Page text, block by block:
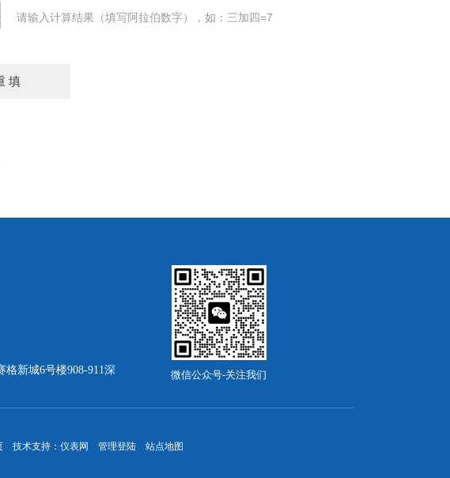
请输入计算结果（填写阿拉伯数字），如：三加四=7
新城6号楼908-911深
微信公众号-关注我们
技术支持： 仪表网 管理登陆 站点地图